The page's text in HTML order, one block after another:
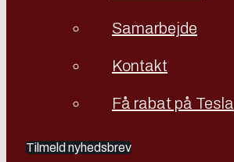
Samarbejde
Kontakt
Få rabat på Tesla
Tilmeld nyhedsbrev